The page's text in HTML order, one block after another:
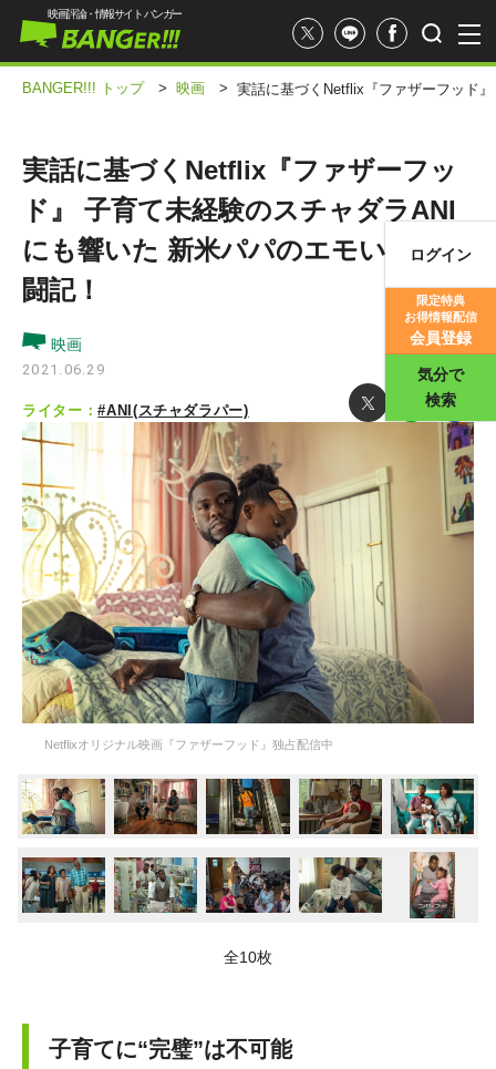
映画評論・情報サイト バンガー
ログイン
限定特典
お得情報配信
会員登録
気分で
検索
BANGER!!! トップ > 映画 > 実話に基づくNetflix『ファザーフッド
実話に基づくNetflix『ファザーフッ
ド』 子育て未経験のスチャダラANI
にも響いた 新米パパのエモい育児奮
闘記！
映画
2021.06.29
ライター：#ANI(スチャダラパー)
Netflixオリジナル映画『ファザーフッド』独占配信中
全10枚
子育てに“完璧”は不可能